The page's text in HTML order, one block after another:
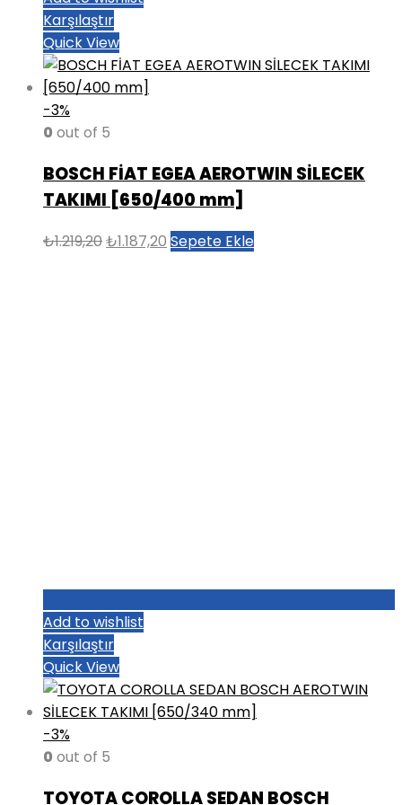
Karşılaştır
Quick View
-3%
0 out of 5
BOSCH FİAT EGEA AEROTWIN SİLECEK
TAKIMI [650/400 mm]
₺1.219,20Orijinal
₺1.187,20 Şu
Sepete Ekle
Add to wishlist
Karşılaştır
Quick View
-3%
0 out of 5
TOYOTA COROLLA SEDAN BOSCH